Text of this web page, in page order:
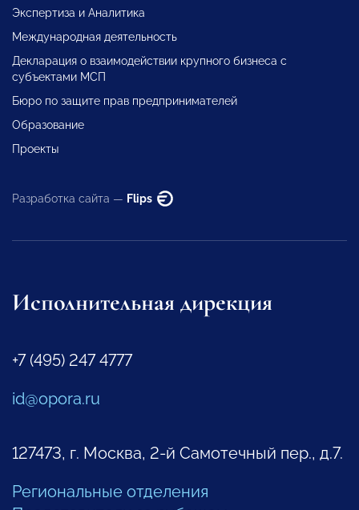
Экспертиза и Аналитика
Международная деятельность
Декларация о взаимодействии крупного бизнеса с
субъектами МСП
Бюро по защите прав предпринимателей
Образование
Проекты
Разработка сайта — Flips
Исполнительная дирекция
+7 (495) 247 4777
id@opora.ru
127473, г. Москва, 2-й Самотечный пер., д.7.
Региональные отделения